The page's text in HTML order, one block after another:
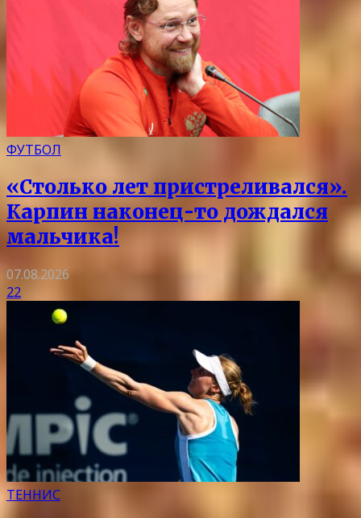
ФУТБОЛ
«Столько лет пристреливался».
Карпин наконец-то дождался
мальчика!
07.08.2026
22
ТЕННИС